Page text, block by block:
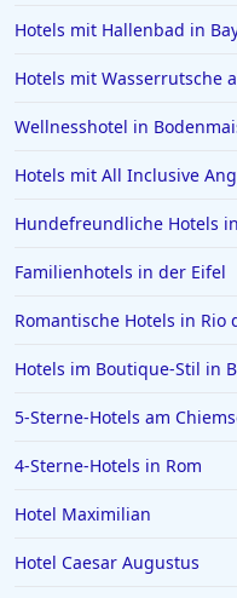
Hotels mit Hallenbad in
Hotels mit Wasserrutsche
Wellnesshotel in
Hotels mit All Inclusive
Hundefreundliche Hotels
Familienhotels in der Eifel
Romantische Hotels in Rio
Hotels im Boutique-Stil in
5-Sterne-Hotels am
4-Sterne-Hotels in Rom
Hotel Maximilian
Hotel Caesar Augustus